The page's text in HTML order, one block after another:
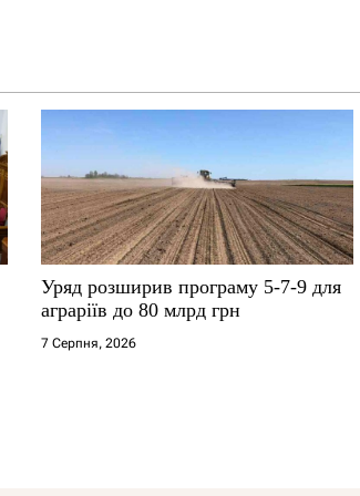
Уряд розширив програму 5-7-9 для
аграріїв до 80 млрд грн
7 Серпня, 2026